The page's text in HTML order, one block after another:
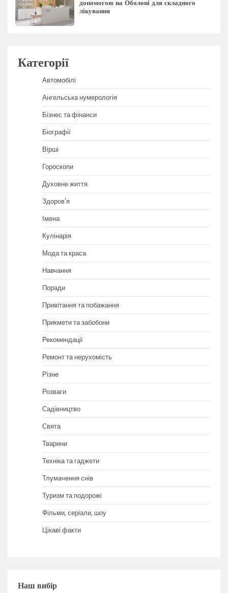
допомогою на Оболоні для складного
лікування
Категорії
Автомобілі
Ангельська нумерологія
Бізнес та фінанси
Біографії
Вірші
Гороскопи
Духовне життя
Здоров'я
Імена
Кулінарія
Мода та краса
Навчання
Поради
Привітання та побажання
Прикмети та забобони
Рекомендації
Ремонт та нерухомість
Різне
Розваги
Садівництво
Свята
Тварини
Техніка та гаджети
Тлумачення снів
Туризм та подорожі
Фільми, серіали, шоу
Цікаві факти
Наш вибір